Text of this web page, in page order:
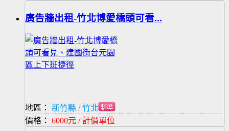
廣告牆出租-竹北博愛橋頭可看...
地區：
新竹縣 / 竹北市
價格： 6000元 / 計價單位